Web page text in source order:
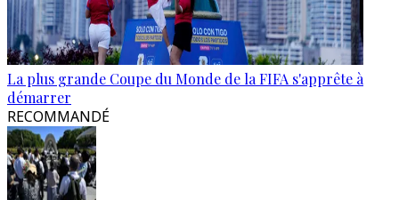
La plus grande Coupe du Monde de la FIFA s'apprête à
démarrer
RECOMMANDÉ